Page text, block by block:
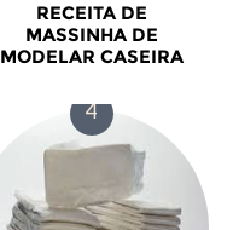
RECEITA DE
MASSINHA DE
MODELAR CASEIRA